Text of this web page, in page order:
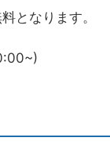
となります。